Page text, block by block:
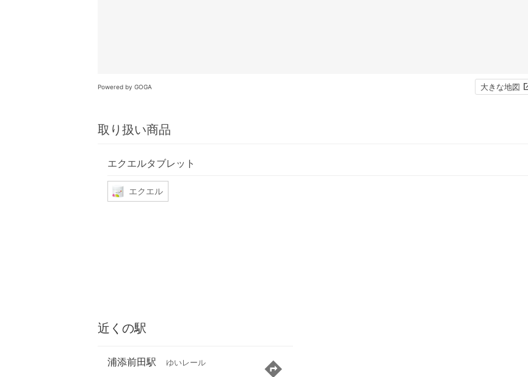
Powered by GOGA 大きな地図
取り扱い商品
エクエルタブレット
エクエル
近くの駅
浦添前田駅 ゆいレール